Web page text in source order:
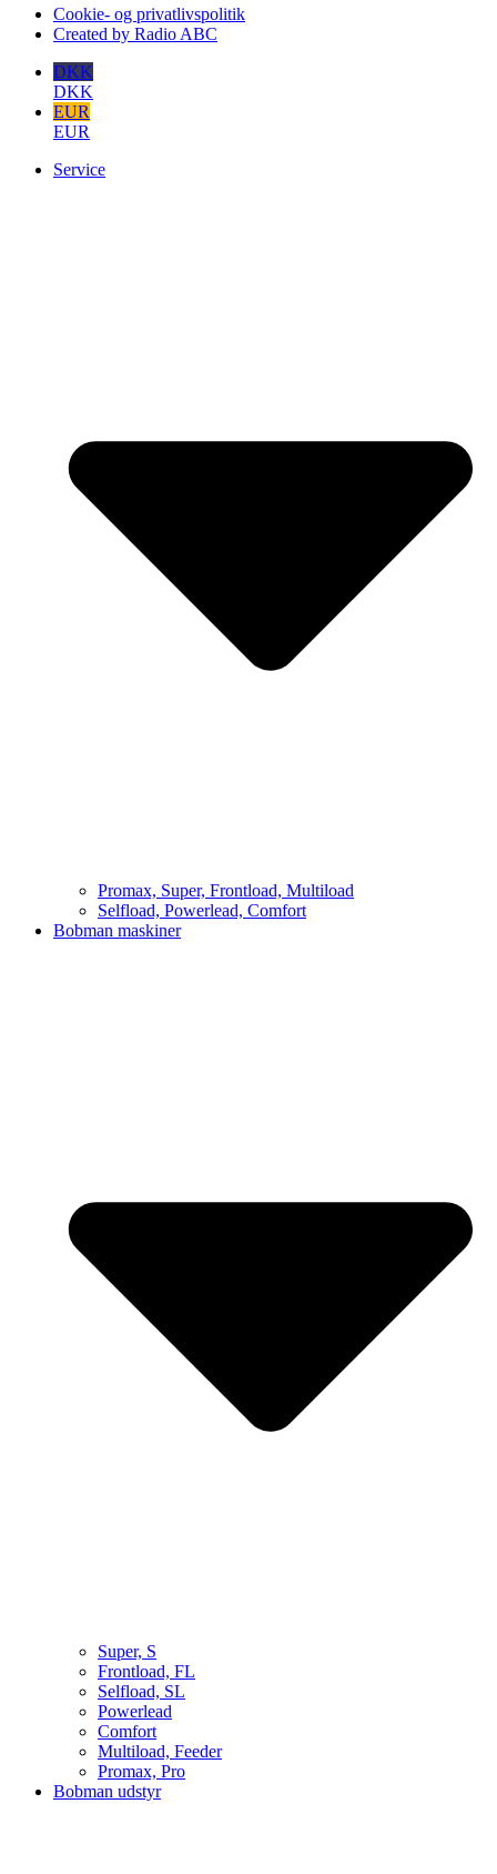
Cookie- og privatlivspolitik
Created by Radio ABC
DKK
DKK
EUR
EUR
Service
Promax, Super, Frontload, Multiload
Selfload, Powerlead, Comfort
Bobman maskiner
Super, S
Frontload, FL
Selfload, SL
Powerlead
Comfort
Multiload, Feeder
Promax, Pro
Bobman udstyr